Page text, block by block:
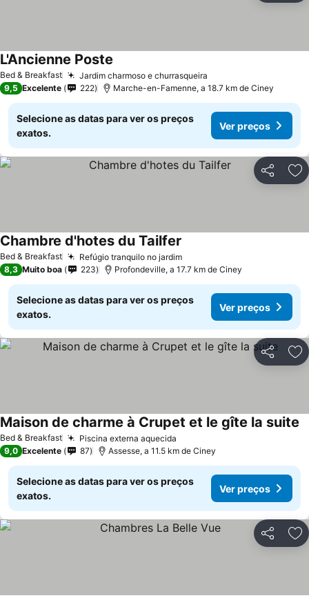
Bed & Breakfast Jardim charmoso e churrasqueira
L'Ancienne Poste
9,5 Excelente 222 Marche-en-Famenne, a 18.7 km de Ciney
Selecione as datas para ver os preços
exatos.
Ver preços
Partilhar
Bed & Breakfast Refúgio tranquilo no jardimVer preços
Chambre d'hotes du Tailfer
8,3 Muito boa 223 Profondeville, a 17.7 km de Ciney
Selecione as datas para ver os preços
exatos.
Ver preços
Partilhar
Bed & Breakfast Piscina externa aquecida
Maison de charme à Crupet et le gîte la suite
9,0 Excelente 87 Assesse, a 11.5 km de Ciney
Selecione as datas para ver os preços
exatos.
Ver preços
Partilhar